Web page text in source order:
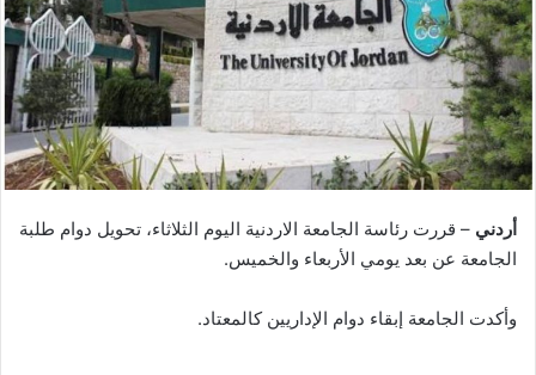
أردني – قررت رئاسة الجامعة الاردنية اليوم الثلاثاء، تحويل دوام طلبة
الجامعة عن بعد يومي الأربعاء والخميس.
وأكدت الجامعة إبقاء دوام الإداريين كالمعتاد.